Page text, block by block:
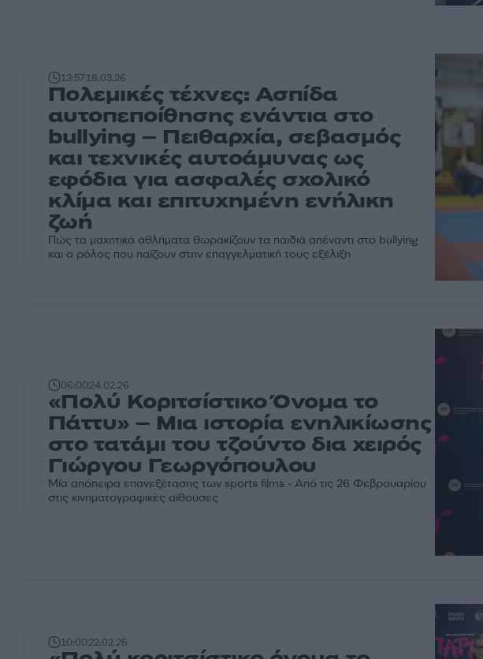
13:5718.03.26
Πολεμικές τέχνες: Ασπίδα
αυτοπεποίθησης ενάντια στο
bullying – Πειθαρχία, σεβασμός
και τεχνικές αυτοάμυνας ως
εφόδια για ασφαλές σχολικό
κλίμα και επιτυχημένη ενήλικη
ζωή
Πώς τα μαχητικά αθλήματα θωρακίζουν τα παιδιά απέναντι στο bullying
και ο ρόλος που παίζουν στην επαγγελματική τους εξέλιξη
06:0024.02.26
«Πολύ Κοριτσίστικο Όνομα το
Πάττυ» – Μια ιστορία ενηλικίωσης
στο τατάμι του τζούντο δια χειρός
Γιώργου Γεωργόπουλου
Μία απόπειρα επανεξέτασης των sports films - Από τις 26 Φεβρουαρίου
στις κινηματογραφικές αίθουσες
10:0022.02.26